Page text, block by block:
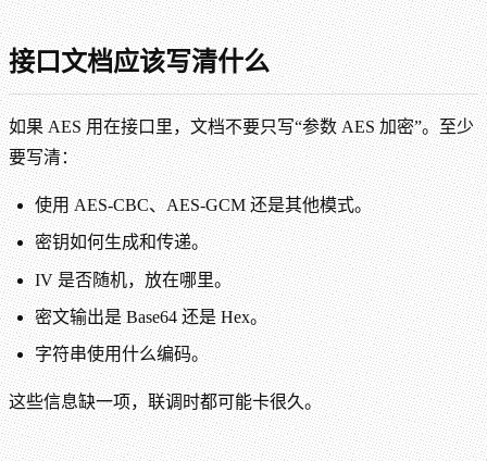
接口文档应该写清什么
如果 AES 用在接口里，文档不要只写“参数 AES 加密”。至少
要写清：
使用 AES-CBC、AES-GCM 还是其他模式。
密钥如何生成和传递。
IV 是否随机，放在哪里。
密文输出是 Base64 还是 Hex。
字符串使用什么编码。
这些信息缺一项，联调时都可能卡很久。